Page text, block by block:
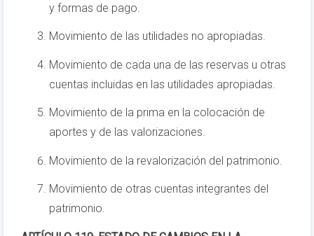
y formas de pago.
Movimiento de las utilidades no apropiadas.
Movimiento de cada una de las reservas u otras
cuentas incluidas en las utilidades apropiadas.
Movimiento de la prima en la colocación de
aportes y de las valorizaciones.
Movimiento de la revalorización del patrimonio.
Movimiento de otras cuentas integrantes del
patrimonio.